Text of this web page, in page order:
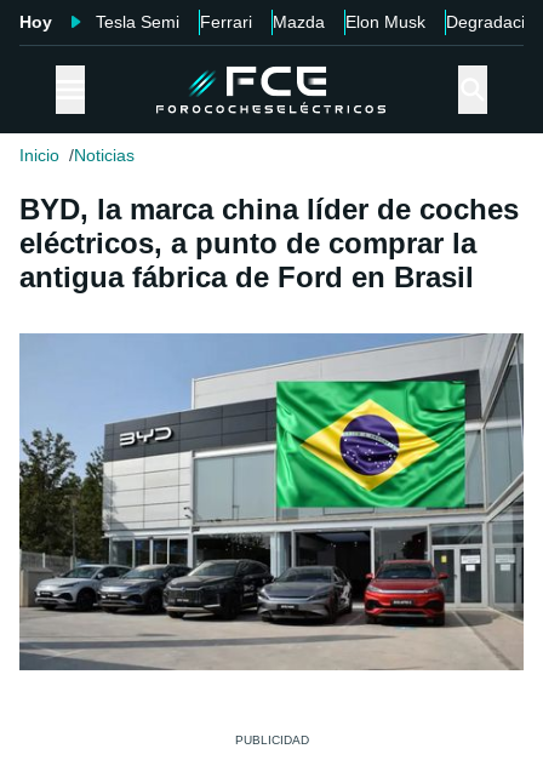
Hoy Tesla Semi Ferrari Mazda Elon Musk Degradación
Inicio Noticias
BYD, la marca china líder de coches
eléctricos, a punto de comprar la
antigua fábrica de Ford en Brasil